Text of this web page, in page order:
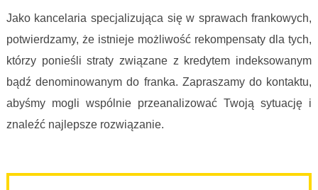
Jako kancelaria specjalizująca się w sprawach frankowych,
potwierdzamy, że istnieje możliwość rekompensaty dla tych,
którzy ponieśli straty związane z kredytem indeksowanym
bądź denominowanym do franka. Zapraszamy do kontaktu,
abyśmy mogli wspólnie przeanalizować Twoją sytuację i
znaleźć najlepsze rozwiązanie.